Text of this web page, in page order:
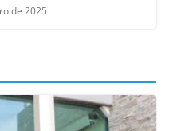
de 2025